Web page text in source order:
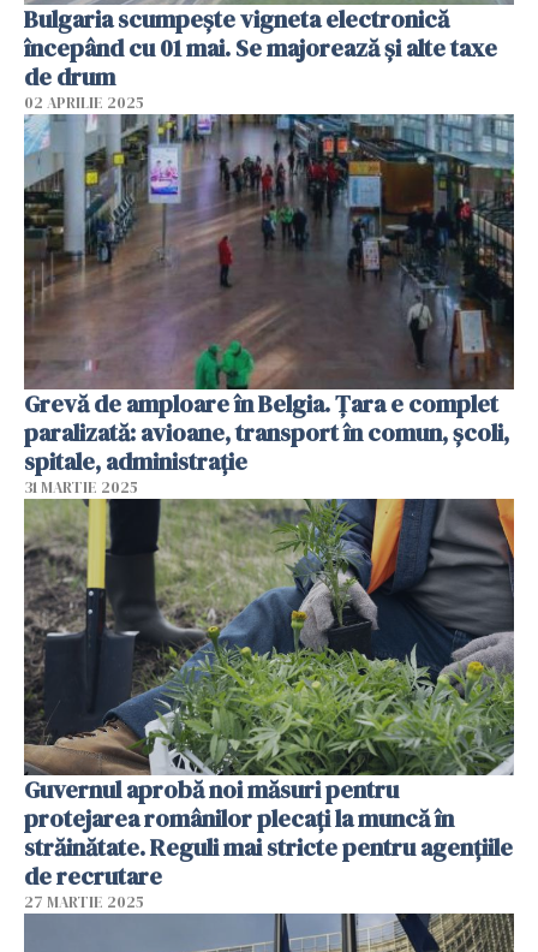
Bulgaria scumpește vigneta electronică
începând cu 01 mai. Se majorează și alte taxe
de drum
02 APRILIE 2025
Grevă de amploare în Belgia. Țara e complet
paralizată: avioane, transport în comun, școli,
spitale, administrație
31 MARTIE 2025
Guvernul aprobă noi măsuri pentru
protejarea românilor plecați la muncă în
străinătate. Reguli mai stricte pentru agenţiile
de recrutare
27 MARTIE 2025